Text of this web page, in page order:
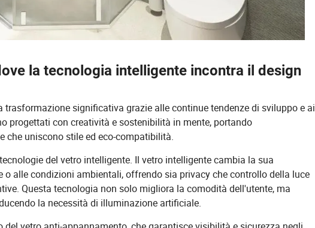
la tecnologia intelligente incontra il design
trasformazione significativa grazie alle continue tendenze di sviluppo e ai
progettati con creatività e sostenibilità in mente, portando
che uniscono stile ed eco-compatibilità.
del vetro intelligente. Il vetro intelligente cambia la sua
o alle condizioni ambientali, offrendo sia privacy che controllo della luce
Questa tecnologia non solo migliora la comodità dell'utente, ma
la necessità di illuminazione artificiale.